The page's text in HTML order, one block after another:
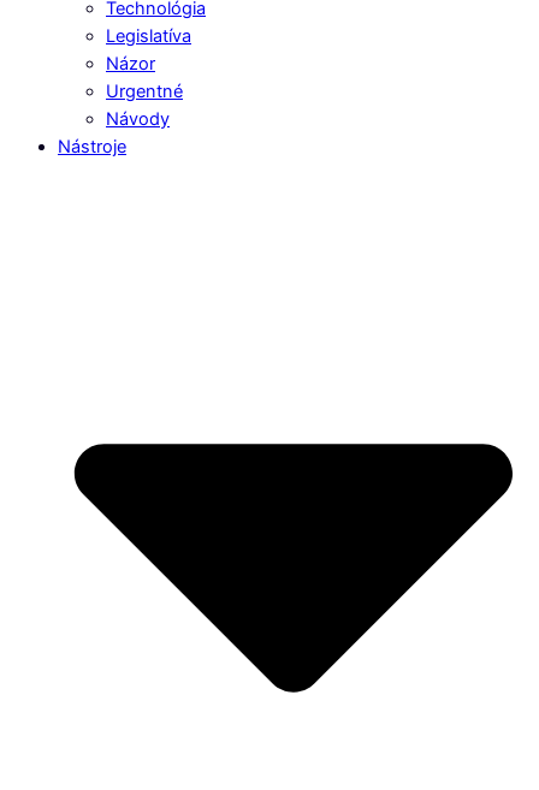
Technológia
Legislatíva
Názor
Urgentné
Návody
Nástroje